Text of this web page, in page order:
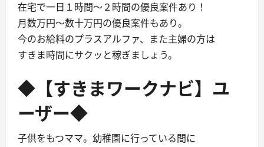
在宅で一日１時間〜２時間の優良案件あり！
月数万円〜数十万円の優良案件もあり。
今のお給料のプラスアルファ、また主婦の方は
すきま時間にサクッと稼ぎましょう。
◆【すきまワークナビ】ユ
ーザー◆
子供をもつママ。幼稚園に行っている間に